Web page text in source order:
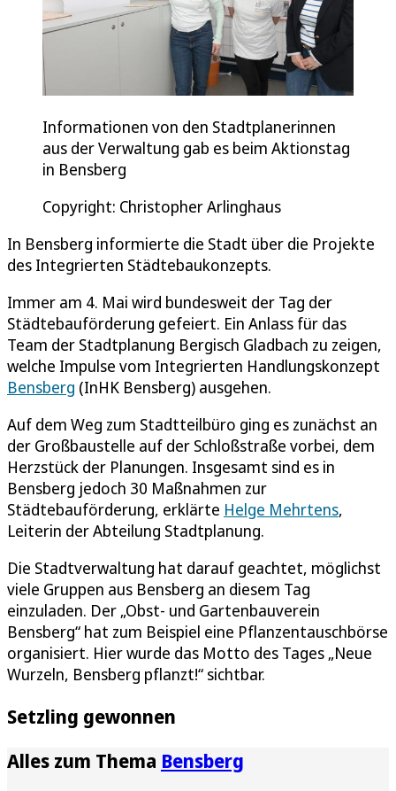
Informationen von den Stadtplanerinnen
aus der Verwaltung gab es beim Aktionstag
in Bensberg
Copyright: Christopher Arlinghaus
In Bensberg informierte die Stadt über die Projekte
des Integrierten Städtebaukonzepts.
Immer am 4. Mai wird bundesweit der Tag der
Städtebauförderung gefeiert. Ein Anlass für das
Team der Stadtplanung Bergisch Gladbach zu zeigen,
welche Impulse vom Integrierten Handlungskonzept
Bensberg (InHK Bensberg) ausgehen.
Auf dem Weg zum Stadtteilbüro ging es zunächst an
der Großbaustelle auf der Schloßstraße vorbei, dem
Herzstück der Planungen. Insgesamt sind es in
Bensberg jedoch 30 Maßnahmen zur
Städtebauförderung, erklärte Helge Mehrtens,
Leiterin der Abteilung Stadtplanung.
Die Stadtverwaltung hat darauf geachtet, möglichst
viele Gruppen aus Bensberg an diesem Tag
einzuladen. Der „Obst- und Gartenbauverein
Bensberg“ hat zum Beispiel eine Pflanzentauschbörse
organisiert. Hier wurde das Motto des Tages „Neue
Wurzeln, Bensberg pflanzt!“ sichtbar.
Setzling gewonnen
Alles zum Thema Bensberg